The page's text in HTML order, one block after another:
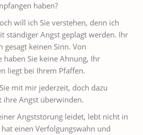
haben?
will ich Sie verstehen, denn ich
ständiger Angst geplagt werden. Ihr
gesagt keinen Sinn. Von
haben Sie keine Ahnung, Ihr
liegt bei Ihrem Pfaffen.
mit mir jederzeit, doch dazu
ihre Angst überwinden.
Angststörung leidet, lebt nicht in
einen Verfolgungswahn und